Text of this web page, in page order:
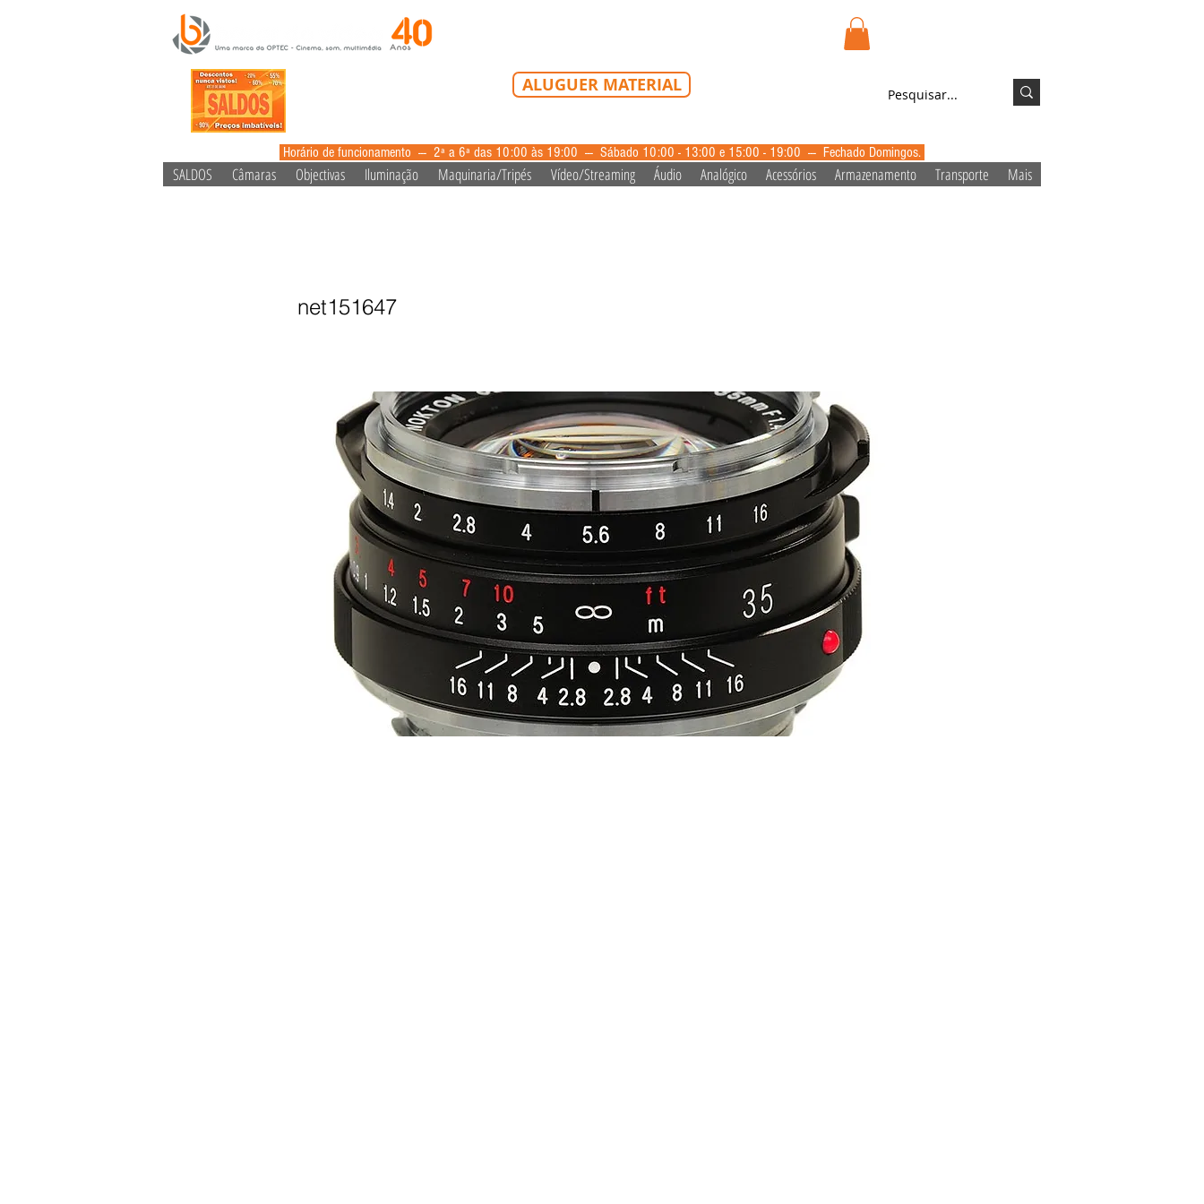
ALUGUER MATERIAL
Horário de funcionamento --- 2ª a 6ª das 10:00 às 19:00 --- Sábado 10:00 - 13:00 e 15:00 - 19:00 --- Fechado Domingos.
SALDOS Câmaras Objectivas Iluminação Maquinaria/Tripés Vídeo/Streaming Áudio Analógico Acessórios Armazenamento Transporte Mais
net151647